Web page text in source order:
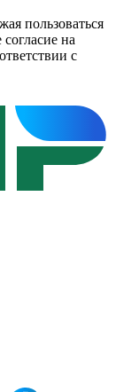
пользоваться
на
с